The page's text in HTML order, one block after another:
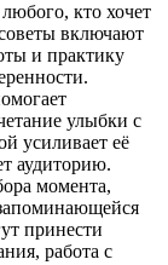
кто хочет
включают
и практику
улыбки с
усиливает её
аудиторию.
момента,
принести
работа с